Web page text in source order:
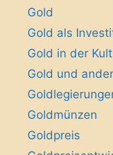
Gold
Gold als
Gold in der
Gold und
Goldmünzen
Goldpreis